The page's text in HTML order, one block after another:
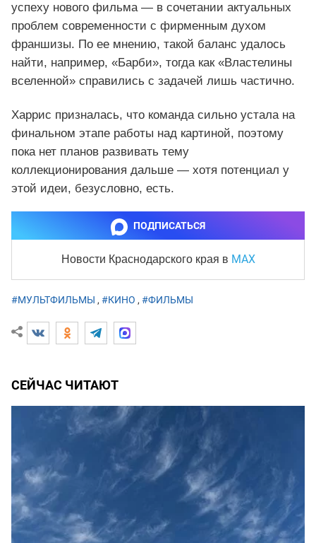
успеху нового фильма — в сочетании актуальных
проблем современности с фирменным духом
франшизы. По ее мнению, такой баланс удалось
найти, например, «Барби», тогда как «Властелины
вселенной» справились с задачей лишь частично.
Харрис призналась, что команда сильно устала на
финальном этапе работы над картиной, поэтому
пока нет планов развивать тему
коллекционирования дальше — хотя потенциал у
этой идеи, безусловно, есть.
ПОДПИСАТЬСЯ
Новости Краснодарского края в MAX
#МУЛЬТФИЛЬМЫ , #КИНО , #ФИЛЬМЫ
СЕЙЧАС ЧИТАЮТ